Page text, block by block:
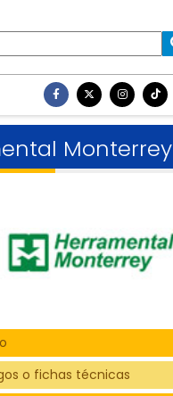
Monterrey
o fichas técnicas